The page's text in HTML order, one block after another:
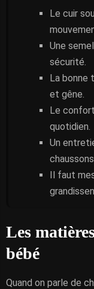
Le cuir
Une
sécurité.
La bonne
et gêne.
Le
quotidien.
Un
Il faut
Les
bébé
Quand on parle de